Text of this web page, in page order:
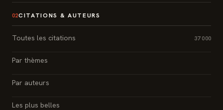
02CITATIONS & AUTEURS
Toutes les citations 37 000
Par thèmes
Par auteurs
Les plus belles